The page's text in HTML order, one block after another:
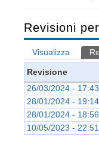
Revisioni per
Schede
Visualizza
Revisione
26/03/2024 - 17:43
28/01/2024 - 19:14
28/01/2024 - 18:56
10/05/2023 - 22:51